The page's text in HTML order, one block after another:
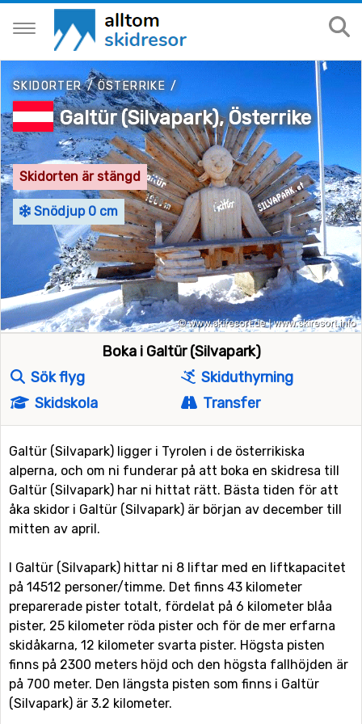
SKIDORTER/ÖSTERRIKE /
Galtür (Silvapark), Österrike
Skidorten är stängd
Snödjup 0 cm
Boka i Galtür (Silvapark)
Sök flyg
Skiduthyrning
Skidskola
Transfer
Galtür (Silvapark) ligger i Tyrolen i de österrikiska
alperna, och om ni funderar på att boka en skidresa till
Galtür (Silvapark) har ni hittat rätt. Bästa tiden för att
åka skidor i Galtür (Silvapark) är början av december till
mitten av april.
I Galtür (Silvapark) hittar ni 8 liftar med en liftkapacitet
på 14512 personer/timme. Det finns 43 kilometer
preparerade pister totalt, fördelat på 6 kilometer blåa
pister, 25 kilometer röda pister och för de mer erfarna
skidåkarna, 12 kilometer svarta pister. Högsta pisten
finns på 2300 meters höjd och den högsta fallhöjden är
på 700 meter. Den längsta pisten som finns i Galtür
(Silvapark) är 3.2 kilometer.